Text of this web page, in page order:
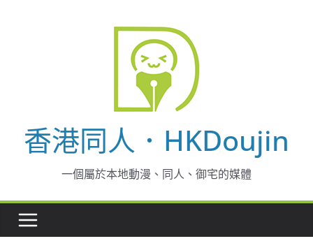
香港同人．HKDoujin
一個屬於本地動漫、同人、御宅的媒體